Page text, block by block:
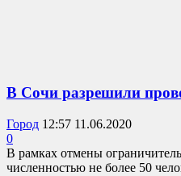
В Сочи разрешили
Город 12:57 11.06.2020
0
В рамках отмены
численностью не более 50